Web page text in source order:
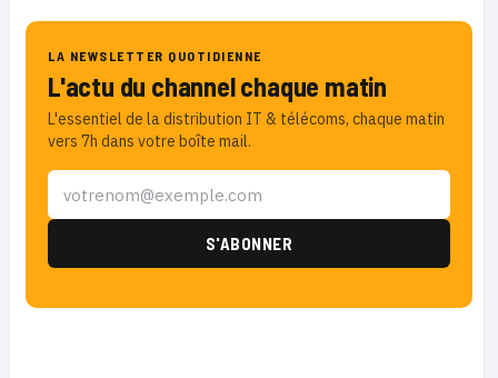
LA NEWSLETTER QUOTIDIENNE
L'actu du channel chaque matin
L'essentiel de la distribution IT & télécoms, chaque matin
vers 7h dans votre boîte mail.